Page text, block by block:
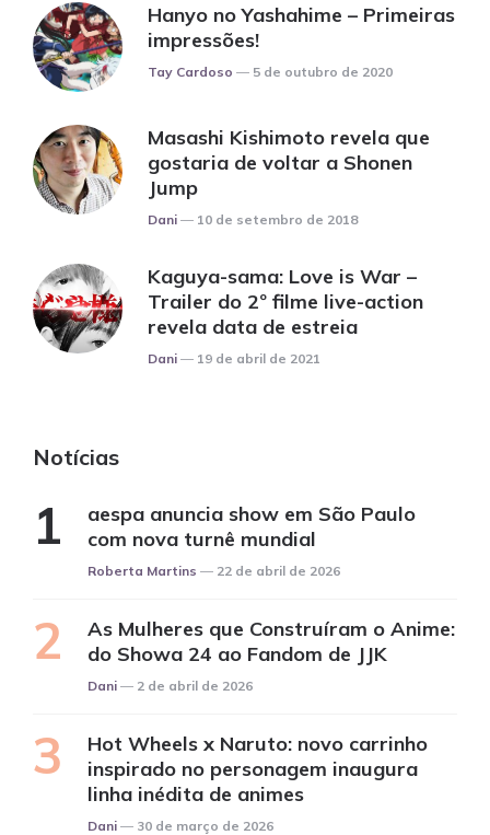
Hanyo no Yashahime – Primeiras
impressões!
Posted
Tay Cardoso 5 de outubro de 2020
Masashi Kishimoto revela que
gostaria de voltar a Shonen
Jump
Posted
Dani 10 de setembro de 2018
Kaguya-sama: Love is War –
Trailer do 2º filme live-action
revela data de estreia
Posted
Dani 19 de abril de 2021
Notícias
aespa anuncia show em São Paulo
com nova turnê mundial
Posted
Roberta Martins 22 de abril de 2026
As Mulheres que Construíram o Anime:
do Showa 24 ao Fandom de JJK
Posted
Dani 2 de abril de 2026
Hot Wheels x Naruto: novo carrinho
inspirado no personagem inaugura
linha inédita de animes
Posted
Dani 30 de março de 2026